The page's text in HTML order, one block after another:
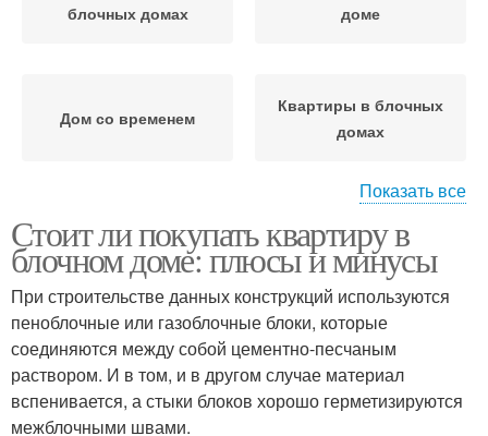
блочных домах
доме
Дом со временем
Квартиры в блочных
домах
Шумы в блочных домах Кирпичный дом
Монолитный дом Блочный дом
Показать все
Стоит ли покупать квартиру в
блочном доме: плюсы и минусы
При строительстве данных конструкций используются
пеноблочные или газоблочные блоки, которые
соединяются между собой цементно-песчаным
раствором. И в том, и в другом случае материал
вспенивается, а стыки блоков хорошо герметизируются
межблочными швами.